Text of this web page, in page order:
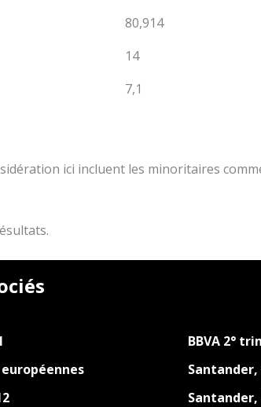
80,914
14
7,1
ici incluent les minoritaires
BBVA 2°